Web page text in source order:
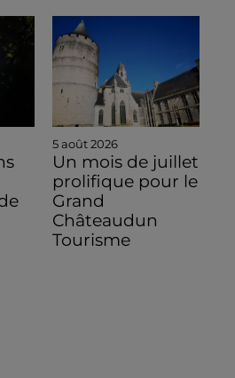
5 août 2026
Un mois de juillet
prolifique pour le
Grand
Châteaudun
Tourisme